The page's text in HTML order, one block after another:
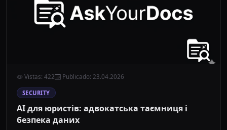
Vistas: 422 Publicado: 23.04.2026
SECURITY
AI для юристів: адвокатська таємниця і
безпека даних